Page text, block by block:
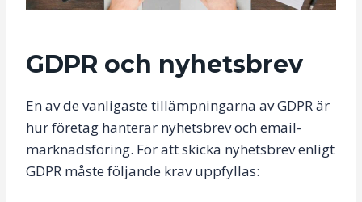
GDPR och nyhetsbrev
En av de vanligaste tillämpningarna av GDPR är
hur företag hanterar nyhetsbrev och email-
marknadsföring. För att skicka nyhetsbrev enligt
GDPR måste följande krav uppfyllas: